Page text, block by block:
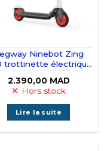
Ninebot Zing
trottinette électrique
2.390,00 MAD
Hors stock
Lire la suite